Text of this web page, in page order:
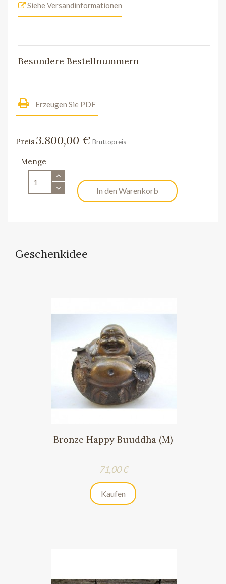
Siehe Versandinformationen
Besondere Bestellnummern
Erzeugen Sie PDF
Preis3.800,00 € Bruttopreis
Menge
In den Warenkorb
Geschenkidee
Bronze Happy Buuddha (M)
Preis
71,00 €
Kaufen